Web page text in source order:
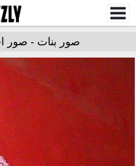
صور بنات - صور